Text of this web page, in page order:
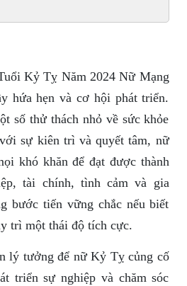
Kỷ Tỵ Năm 2024 Nữ Mạng
hứa hẹn và cơ hội phát triển.
số thử thách nhỏ về sức khỏe
sự kiên trì và quyết tâm, nữ
khó khăn để đạt được thành
tài chính, tình cảm và gia
bước tiến vững chắc nếu biết
trì một thái độ tích cực.
lý tưởng để nữ Kỷ Tỵ củng cố
triển sự nghiệp và chăm sóc